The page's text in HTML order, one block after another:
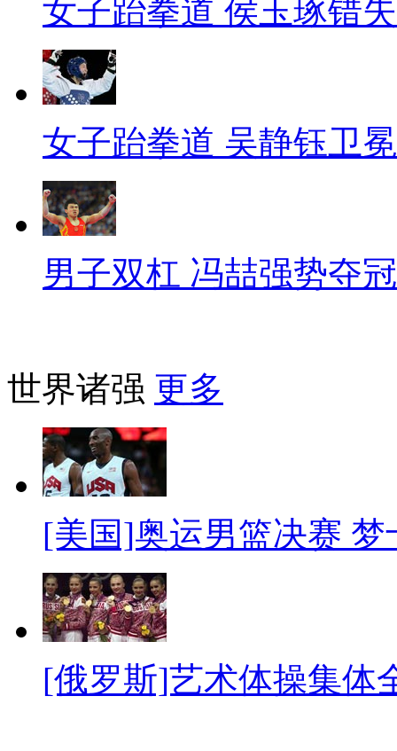
女子跆拳道 侯玉琢错
女子跆拳道 吴静钰卫冕
男子双杠 冯喆强势夺冠
世界诸强 更多
[美国]奥运男篮决赛
[俄罗斯]艺术体操集体